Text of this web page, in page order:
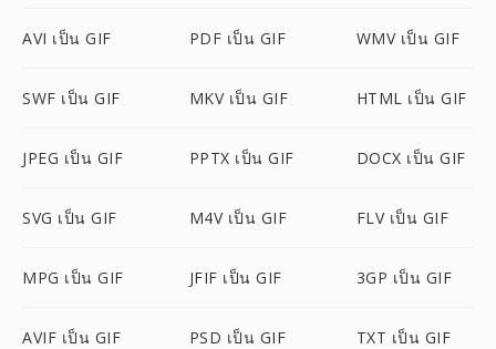
AVI เป็น GIF PDF เป็น GIF WMV เป็น GIF
SWF เป็น GIF MKV เป็น GIF HTML เป็น GIF
JPEG เป็น GIF PPTX เป็น GIF DOCX เป็น GIF
SVG เป็น GIF M4V เป็น GIF FLV เป็น GIF
MPG เป็น GIF JFIF เป็น GIF 3GP เป็น GIF
AVIF เป็น GIF PSD เป็น GIF TXT เป็น GIF